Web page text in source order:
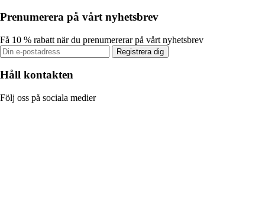
Prenumerera på vårt nyhetsbrev
Få 10 % rabatt när du prenumererar på vårt nyhetsbrev
Registrera dig
Håll kontakten
Följ oss på sociala medier